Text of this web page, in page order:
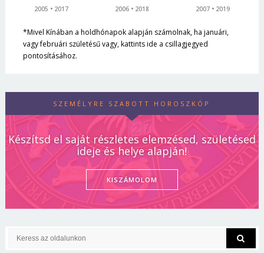
2005
2017
2006
2018
2007
2019
*Mivel Kínában a holdhónapok alapján számolnak, ha januári,
vagy februári születésű vagy, kattints ide a csillagjegyed
pontosításához.
SZEMÉLYRE SZABOTT HOROSZKÓP
Készítsd el saját részletes elemzésed, születésed
ideje és helye alapján!
KISZÁMOLOM